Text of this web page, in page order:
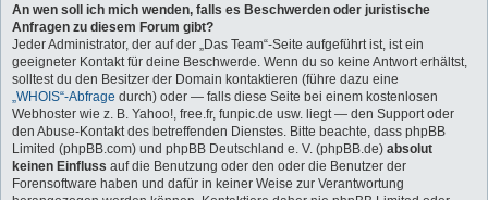
An wen soll ich mich wenden, falls es Beschwerden oder juristische
Anfragen zu diesem Forum gibt?
Jeder Administrator, der auf der „Das Team“-Seite aufgeführt ist, ist ein
geeigneter Kontakt für deine Beschwerde. Wenn du so keine Antwort erhältst,
solltest du den Besitzer der Domain kontaktieren (führe dazu eine
„WHOIS“-Abfrage durch) oder — falls diese Seite bei einem kostenlosen
Webhoster wie z. B. Yahoo!, free.fr, funpic.de usw. liegt — den Support oder
den Abuse-Kontakt des betreffenden Dienstes. Bitte beachte, dass phpBB
Limited (phpBB.com) und phpBB Deutschland e. V. (phpBB.de) absolut
keinen Einfluss auf die Benutzung oder den oder die Benutzer der
Forensoftware haben und dafür in keiner Weise zur Verantwortung